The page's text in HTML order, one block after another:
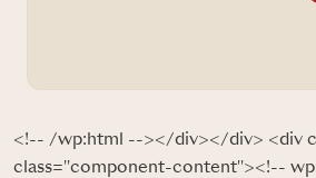
<!-- /wp:html --></div></div> <div
class="component-content"><!--